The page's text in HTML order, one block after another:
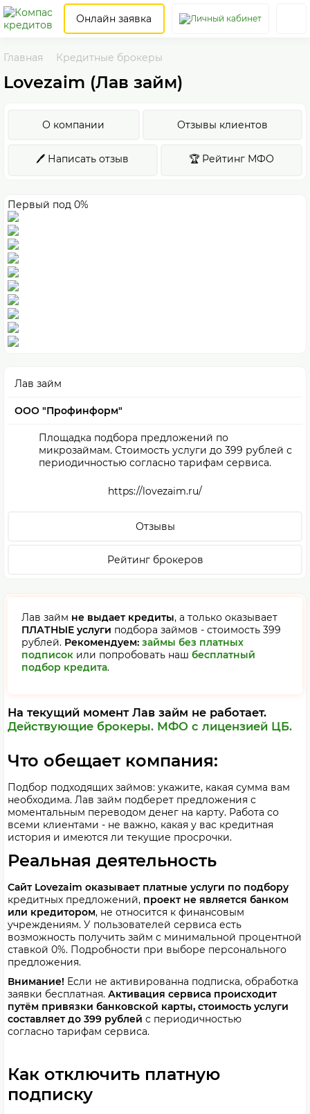
Онлайн заявка
Главная Кредитные брокеры
Lovezaim (Лав займ)
О компании Отзывы клиентов
🖊️ Написать отзыв 🏆 Рейтинг МФО
Первый под 0%
Лав займ
ООО "Профинформ"
Площадка подбора предложений по
микрозаймам. Стоимость услуги до 399 рублей с
периодичностью согласно тарифам сервиса.
https://lovezaim.ru/
Отзывы
Рейтинг брокеров
Лав займ не выдает кредиты, а только оказывает
ПЛАТНЫЕ услуги подбора займов - стоимость 399
рублей. Рекомендуем: займы без платных
подписок или попробовать наш бесплатный
подбор кредита.
На текущий момент Лав займ не работает.
Действующие брокеры. МФО с лицензией ЦБ.
Что обещает компания:
Подбор подходящих займов: укажите, какая сумма вам
необходима. Лав займ подберет предложения с
моментальным переводом денег на карту. Работа со
всеми клиентами - не важно, какая у вас кредитная
история и имеются ли текущие просрочки.
Реальная деятельность
Сайт Lovezaim оказывает платные услуги по подбору
кредитных предложений, проект не является банком
или кредитором, не относится к финансовым
учреждениям. У пользователей сервиса есть
возможность получить займ с минимальной процентной
ставкой 0%. Подробности при выборе персонального
предложения.
Внимание! Если не активированна подписка, обработка
заявки бесплатная. Активация сервиса происходит
путём привязки банковской карты, стоимость услуги
составляет до 399 рублей с периодичностью
согласно тарифам сервиса.
Как отключить платную
подписку